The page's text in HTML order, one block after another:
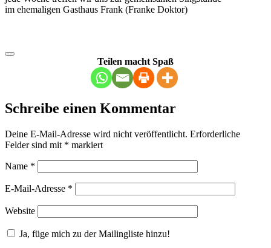
im ehemaligen Gasthaus Frank (Franke Doktor)
Teilen macht Spaß
Schreibe einen Kommentar
Deine E-Mail-Adresse wird nicht veröffentlicht. Erforderliche
Felder sind mit * markiert
Name *
E-Mail-Adresse *
Website
Ja, füge mich zu der Mailingliste hinzu!